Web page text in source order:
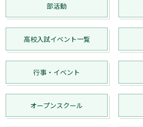
部活動
高校入試イベント一覧
行事・イベント
オープンスクール